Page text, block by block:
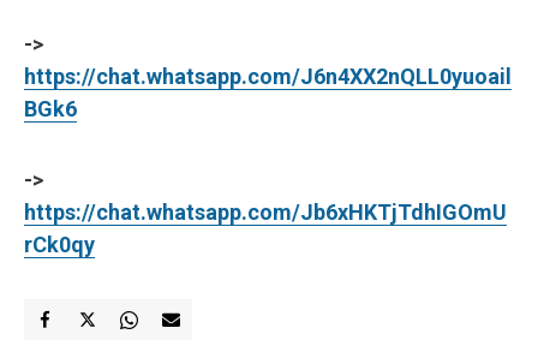
->
https://chat.whatsapp.com/J6n4XX2nQLL0yuoail
BGk6
->
https://chat.whatsapp.com/Jb6xHKTjTdhIGOmU
rCk0qy